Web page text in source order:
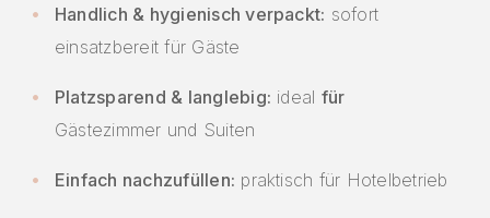
Handlich & hygienisch verpackt: sofort
einsatzbereit für Gäste
Platzsparend & langlebig: ideal für
Gästezimmer und Suiten
Einfach nachzufüllen: praktisch für Hotelbetrieb